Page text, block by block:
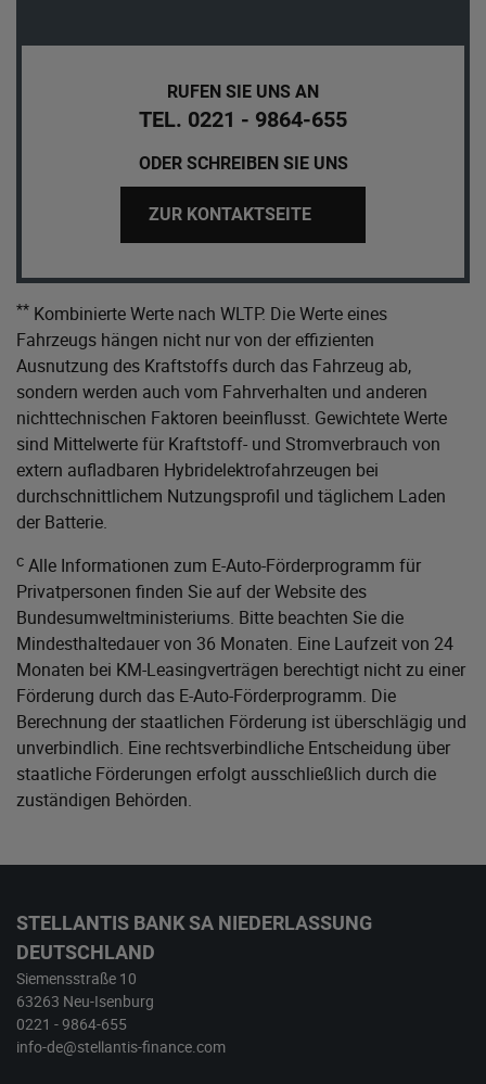
RUFEN SIE UNS AN
TEL. 0221 - 9864-655
ODER SCHREIBEN SIE UNS
ZUR KONTAKTSEITE
** Kombinierte Werte nach WLTP. Die Werte eines
Fahrzeugs hängen nicht nur von der effizienten
Ausnutzung des Kraftstoffs durch das Fahrzeug ab,
sondern werden auch vom Fahrverhalten und anderen
nichttechnischen Faktoren beeinflusst. Gewichtete Werte
sind Mittelwerte für Kraftstoff- und Stromverbrauch von
extern aufladbaren Hybridelektrofahrzeugen bei
durchschnittlichem Nutzungsprofil und täglichem Laden
der Batterie.
c Alle Informationen zum E-Auto-Förderprogramm für
Privatpersonen finden Sie auf der Website des
Bundesumweltministeriums. Bitte beachten Sie die
Mindesthaltedauer von 36 Monaten. Eine Laufzeit von 24
Monaten bei KM-Leasingverträgen berechtigt nicht zu einer
Förderung durch das E-Auto-Förderprogramm. Die
Berechnung der staatlichen Förderung ist überschlägig und
unverbindlich. Eine rechtsverbindliche Entscheidung über
staatliche Förderungen erfolgt ausschließlich durch die
zuständigen Behörden.
STELLANTIS BANK SA NIEDERLASSUNG
DEUTSCHLAND
Siemensstraße 10
63263 Neu-Isenburg
0221 - 9864-655
info-de@stellantis-finance.com